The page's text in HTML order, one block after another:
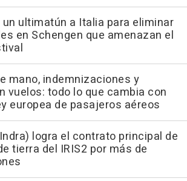
un ultimatún a Italia para eliminar
en Schengen que amenazan el
mano, indemnizaciones y
vuelos: todo lo que cambia con
europea de pasajeros aéreos
logra el contrato principal de
tierra del IRIS2 por más de